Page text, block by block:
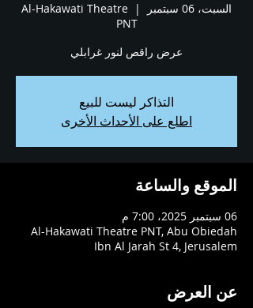
السبت، 06 سبتمبر
  |
Al-Hakawati Theatre
PNT
عرض راقص لنور غرابلي
التذاكر ليست للبيع
اطلع على الأحداث الأخرى
الموقع والساعة
06 سبتمبر 2025، 7:00 م
Al-Hakawati Theatre PNT, Abu Obiedah
Ibn Al Jarah St 4, Jerusalem
عن العرض